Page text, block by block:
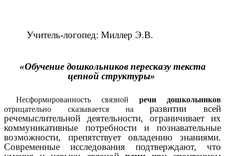
Учитель-логопед: Миллер Э.В.
«Обучение дошкольников пересказу текста
цепной структуры»
Несформированность связной речи дошкольников
отрицательно сказывается наразвитии всей
речемыслительной деятельности, ограничивает их
коммуникативные потребности и познавательные
возможности, препятствует овладению знаниями.
Современные исследования подтверждают, что